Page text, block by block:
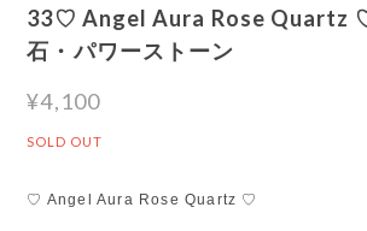
33♡ Angel Aura Rose Quartz
石・パワーストーン
¥4,100
SOLD OUT
♡ Angel Aura Rose Quartz ♡